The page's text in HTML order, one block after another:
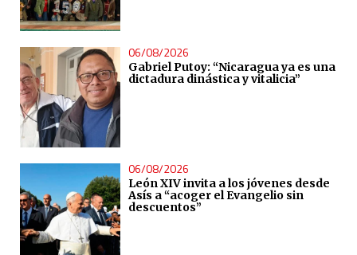
06/08/2026
Gabriel Putoy: “Nicaragua ya es una
dictadura dinástica y vitalicia”
06/08/2026
León XIV invita a los jóvenes desde
Asís a “acoger el Evangelio sin
descuentos”